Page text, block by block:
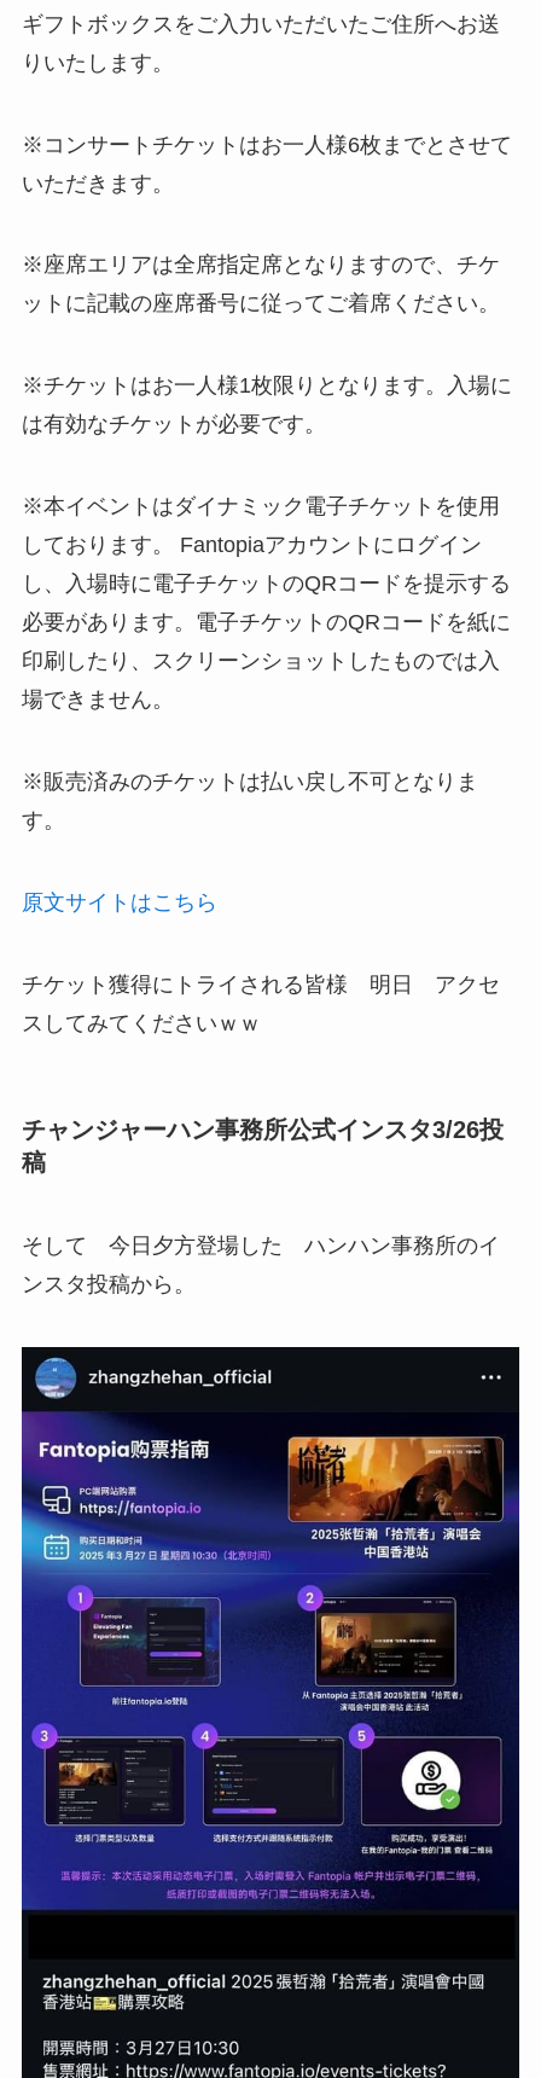
ギフトボックスをご入力いただいたご住所へお送
りいたします。
※コンサートチケットはお一人様6枚までとさせて
いただきます。
※座席エリアは全席指定席となりますので、チケ
ットに記載の座席番号に従ってご着席ください。
※チケットはお一人様1枚限りとなります。入場に
は有効なチケットが必要です。
※本イベントはダイナミック電子チケットを使用
しております。 Fantopiaアカウントにログイン
し、入場時に電子チケットのQRコードを提示する
必要があります。電子チケットのQRコードを紙に
印刷したり、スクリーンショットしたものでは入
場できません。
※販売済みのチケットは払い戻し不可となりま
す。
原文サイトはこちら
チケット獲得にトライされる皆様 明日 アクセ
スしてみてくださいｗｗ
チャンジャーハン事務所公式インスタ3/26投
稿
そして 今日夕方登場した ハンハン事務所のイ
ンスタ投稿から。